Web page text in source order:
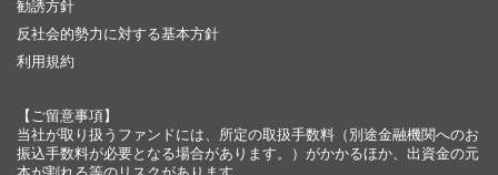
勧誘方針
反社会的勢力に対する基本方針
利用規約
【ご留意事項】
当社が取り扱うファンドには、所定の取扱手数料（別途金融機関へのお
振込手数料が必要となる場合があります。）がかかるほか、出資金の元